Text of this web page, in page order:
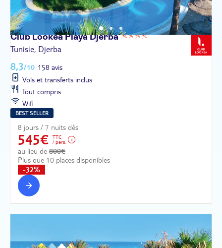
Club Lookéa PlayaDjerba
Tunisie, Djerba
8,3/10 158 avis
Vols et transferts inclus
Tout compris
Wifi
BEST SELLER
8 jours / 7 nuits dès
545€
TTC
/ pers.
au lieu de 800€
Plus que 10 places disponibles
-32%